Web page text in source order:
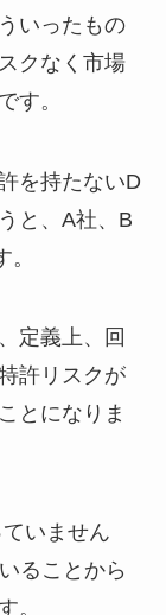
いったもの
クなく市場
す。
を持たないD
と、A社、B
定義上、回
許リスクが
とになりま
いません
ることから
。